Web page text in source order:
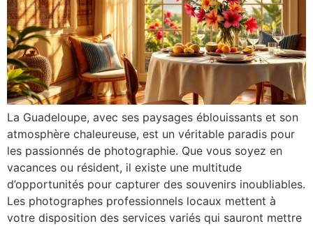
La Guadeloupe, avec ses paysages éblouissants et son
atmosphère chaleureuse, est un véritable paradis pour
les passionnés de photographie. Que vous soyez en
vacances ou résident, il existe une multitude
d’opportunités pour capturer des souvenirs inoubliables.
Les photographes professionnels locaux mettent à
votre disposition des services variés qui sauront mettre